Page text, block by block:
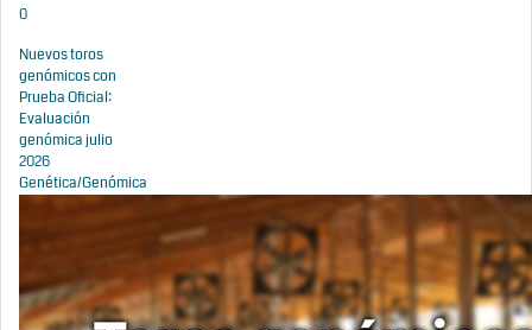
0
Nuevos toros
genómicos con
Prueba Oficial:
Evaluación
genómica julio
2026
Genética/Genómica